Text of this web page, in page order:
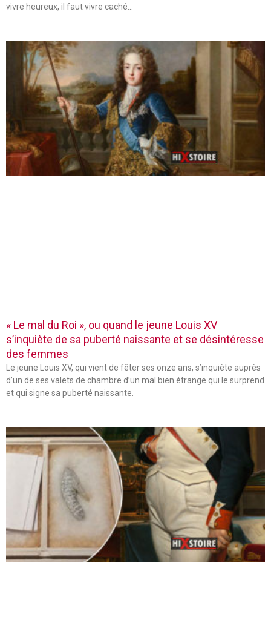
vivre heureux, il faut vivre caché…
« Le mal du Roi », ou quand le jeune Louis XV
s’inquiète de sa puberté naissante et se désintéresse
des femmes
Le jeune Louis XV, qui vient de fêter ses onze ans, s’inquiète auprès
d’un de ses valets de chambre d’un mal bien étrange qui le surprend
et qui signe sa puberté naissante.